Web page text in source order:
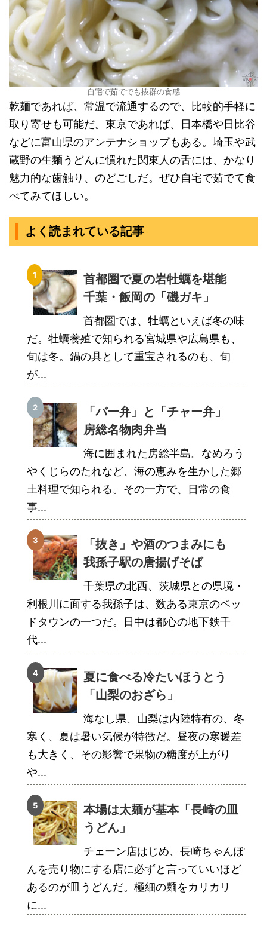
自宅で茹ででも抜群の食感
乾麺であれば、常温で流通するので、比較的手軽に
取り寄せも可能だ。東京であれば、日本橋や日比谷
などに富山県のアンテナショップもある。埼玉や武
蔵野の生麺うどんに慣れた関東人の舌には、かなり
魅力的な歯触り、のどごしだ。ぜひ自宅で茹でて食
べてみてほしい。
よく読まれている記事
首都圏で夏の岩牡蠣を堪能
千葉・飯岡の「磯ガキ」
首都圏では、牡蠣といえば冬の味
だ。牡蠣養殖で知られる宮城県や広島県も、
旬は冬。鍋の具として重宝されるのも、旬
が...
「バー弁」と「チャー弁」
房総名物肉弁当
海に囲まれた房総半島。なめろう
やくじらのたれなど、海の恵みを生かした郷
土料理で知られる。その一方で、日常の食
事...
「抜き」や酒のつまみにも
我孫子駅の唐揚げそば
千葉県の北西、茨城県との県境・
利根川に面する我孫子は、数ある東京のベッ
ドタウンの一つだ。日中は都心の地下鉄千
代...
夏に食べる冷たいほうとう
「山梨のおざら」
海なし県、山梨は内陸特有の、冬
寒く、夏は暑い気候が特徴だ。昼夜の寒暖差
も大きく、その影響で果物の糖度が上がり
や...
本場は太麺が基本「長崎の皿
うどん」
チェーン店はじめ、長崎ちゃんぽ
んを売り物にする店に必ずと言っていいほど
あるのが皿うどんだ。極細の麺をカリカリ
に...